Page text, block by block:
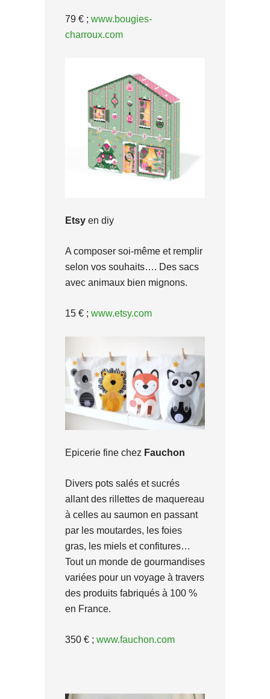
79 € ; www.bougies-
charroux.com
Etsy en diy
A composer soi-même et remplir
selon vos souhaits…. Des sacs
avec animaux bien mignons.
15 € ; www.etsy.com
Epicerie fine chez Fauchon
Divers pots salés et sucrés
allant des rillettes de maquereau
à celles au saumon en passant
par les moutardes, les foies
gras, les miels et confitures…
Tout un monde de gourmandises
variées pour un voyage à travers
des produits fabriqués à 100 %
en France.
350 € ; www.fauchon.com